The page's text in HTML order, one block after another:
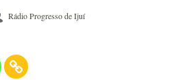
Rádio Progresso de Ijuí